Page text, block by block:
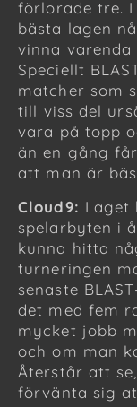
förlorade tre.
bästa lagen
vinna
Speciellt
matcher som
till viss del
vara på topp
än en gång
att man är
Cloud9: Laget
spelarbyten i
kunna hitta
turneringen
senaste
det med fem
mycket jobb
och om man
Återstår att
förvänta sig